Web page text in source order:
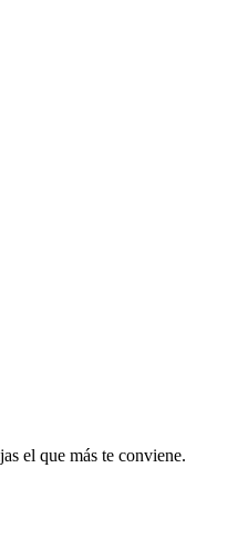
el que más te conviene.